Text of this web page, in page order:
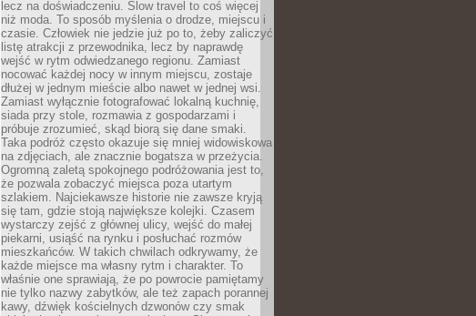
lecz na doświadczeniu. Slow travel to coś więcej
niż moda. To sposób myślenia o drodze, miejscu i
czasie. Człowiek nie jedzie już po to, żeby zaliczyć
listę atrakcji z przewodnika, lecz by naprawdę
wejść w rytm odwiedzanego regionu. Zamiast
nocować każdej nocy w innym miejscu, zostaje
dłużej w jednym mieście albo nawet w jednej wsi.
Zamiast wyłącznie fotografować lokalną kuchnię,
siada przy stole, rozmawia z gospodarzami i
próbuje zrozumieć, skąd biorą się dane smaki.
Taka podróż często okazuje się mniej widowiskowa
na zdjęciach, ale znacznie bogatsza w przeżycia.
Ogromną zaletą spokojnego podróżowania jest to,
że pozwala zobaczyć miejsca poza utartym
szlakiem. Najciekawsze historie nie zawsze kryją
się tam, gdzie stoją największe kolejki. Czasem
wystarczy zejść z głównej ulicy, wejść do małej
piekarni, usiąść na rynku i posłuchać rozmów
mieszkańców. W takich chwilach odkrywamy, że
każde miejsce ma własny rytm i charakter. To
właśnie one sprawiają, że po powrocie pamiętamy
nie tylko nazwy zabytków, ale też zapach porannej
kawy, dźwięk kościelnych dzwonów czy smak